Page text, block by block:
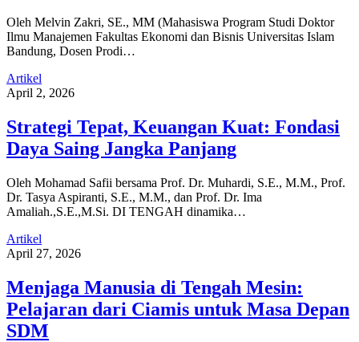
Oleh Melvin Zakri, SE., MM (Mahasiswa Program Studi Doktor
Ilmu Manajemen Fakultas Ekonomi dan Bisnis Universitas Islam
Bandung, Dosen Prodi…
Artikel
April 2, 2026
Strategi Tepat, Keuangan Kuat: Fondasi
Daya Saing Jangka Panjang
Oleh Mohamad Safii bersama Prof. Dr. Muhardi, S.E., M.M., Prof.
Dr. Tasya Aspiranti, S.E., M.M., dan Prof. Dr. Ima
Amaliah.,S.E.,M.Si. DI TENGAH dinamika…
Artikel
April 27, 2026
Menjaga Manusia di Tengah Mesin:
Pelajaran dari Ciamis untuk Masa Depan
SDM